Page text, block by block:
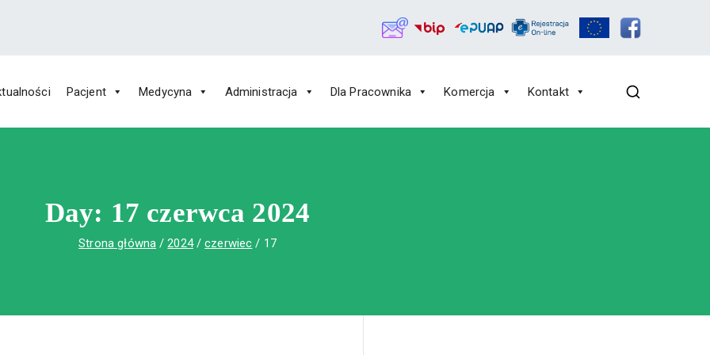
Św. Rafała w Czerwonej Górze
Rafała w Czerwonej Górze
Pacjent Medycyna Administracja Dla Pracownika Komercja Kontakt
Day: 17 czerwca 2024
Strona główna 2024 czerwiec 17